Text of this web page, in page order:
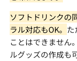
ソフトドリンクの
ラル対応もOK。
ことはできません
ルグッズの作成も